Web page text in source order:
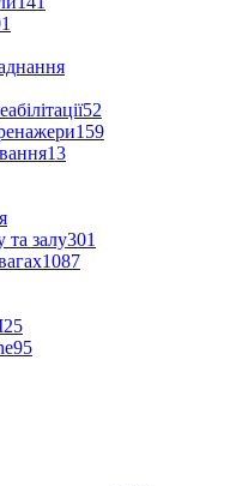
52
159
13
та залу301
1087
25
95